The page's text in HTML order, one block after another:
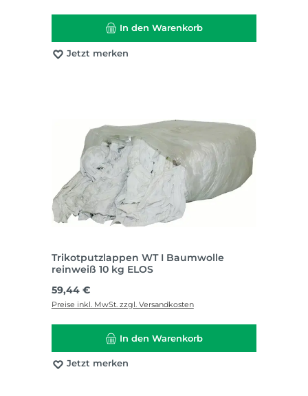
In den Warenkorb
Jetzt merken
Trikotputzlappen WT I Baumwolle
reinweiß 10 kg ELOS
Regulärer Preis:
59,44 €
Preise inkl. MwSt. zzgl. Versandkosten
In den Warenkorb
Jetzt merken